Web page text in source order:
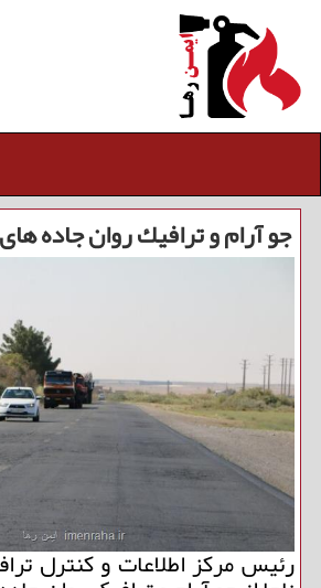
جو آرام و ترافیك روان جاده
رئیس مرکز اطلاعات و کنترل